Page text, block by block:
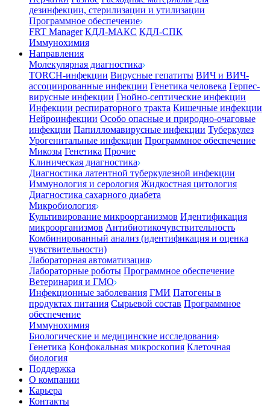
дезинфекции, стерилизации и утилизации
Программное обеспечение
FRT Manager КДЛ-МАКС КДЛ-СПК
Иммунохимия
Направления
Молекулярная диагностика
TORCH-инфекции Вирусные гепатиты ВИЧ и ВИЧ-
ассоциированные инфекции Генетика человека Герпес-
вирусные инфекции Гнойно-септические инфекции
Инфекции респираторного тракта Кишечные инфекции
Нейроинфекции Особо опасные и природно-очаговые
инфекции Папилломавирусные инфекции Туберкулез
Урогенитальные инфекции Программное обеспечение
Микозы Генетика Прочие
Клиническая диагностика
Диагностика латентной туберкулезной инфекции
Иммунология и серология Жидкостная цитология
Диагностика сахарного диабета
Микробиология
Культивирование микроорганизмов Идентификация
микроорганизмов Антибиотикочувствительность
Комбинированный анализ (идентификация и оценка
чувствительности)
Лабораторная автоматизация
Лабораторные роботы Программное обеспечение
Ветеринария и ГМО
Инфекционные заболевания ГМИ Патогены в
продуктах питания Сырьевой состав Программное
обеспечение
Иммунохимия
Биологические и медицинские исследования
Генетика Конфокальная микроскопия Клеточная
биология
Поддержка
О компании
Карьера
Контакты